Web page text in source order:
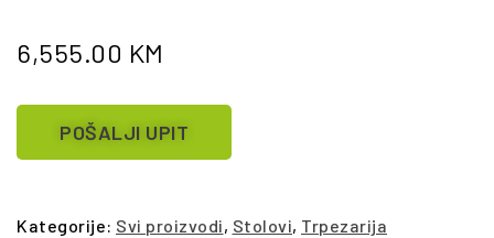
6,555.00 KM
POŠALJI UPIT
Kategorije: Svi proizvodi, Stolovi, Trpezarija